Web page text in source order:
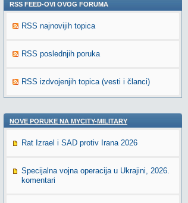
RSS FEED-OVI OVOG FORUMA
RSS najnovijih topica
RSS poslednjih poruka
RSS izdvojenjih topica (vesti i članci)
NOVE PORUKE NA MYCITY-MILITARY
Rat Izrael i SAD protiv Irana 2026
Specijalna vojna operacija u Ukrajini, 2026.
komentari